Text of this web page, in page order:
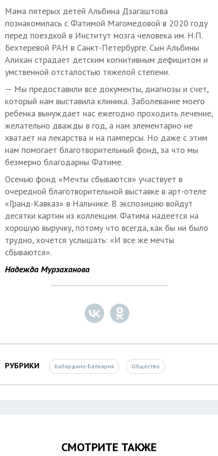
Мама пятерых детей Альбина Дзагаштова
познакомилась с Фатимой Магомедовой в 2020 году
перед поездкой в Институт мозга человека им. Н.П.
Бехтеревой РАН в Санкт-Петербурге. Сын Альбины
Алихан страдает детским когнитивным дефицитом и
умственной отсталостью тяжелой степени.
— Мы предоставили все документы, диагнозы и счет,
который нам выставила клиника. Заболевание моего
ребенка вынуждает нас ежегодно проходить лечение,
желательно дважды в год, а нам элементарно не
хватает на лекарства и на памперсы. Но даже с этим
нам помогает благотворительный фонд, за что мы
безмерно благодарны Фатиме.
Осенью фонд «Мечты сбываются» участвует в
очередной благотворительной выставке в арт-отеле
«Гранд-Кавказ» в Нальчике. В экспозицию войдут
десятки картин из коллекции. Фатима надеется на
хорошую выручку, потому что всегда, как бы ни было
трудно, хочется услышать: «И все же мечты
сбываются».
Надежда Мурзаханова
РУБРИКИ Кабардино-Балкария Общество
СМОТРИТЕ ТАКЖЕ